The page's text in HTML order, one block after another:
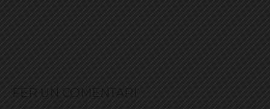
FER UN COMENTARI